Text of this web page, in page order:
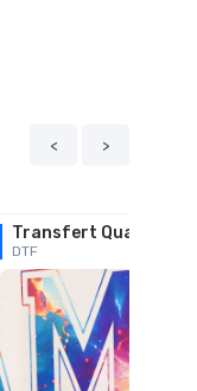
< >
Transfert Quadri
DTF